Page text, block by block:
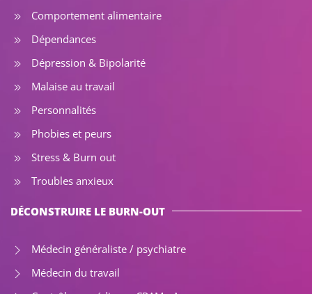
Comportement alimentaire
Dépendances
Dépression & Bipolarité
Malaise au travail
Personnalités
Phobies et peurs
Stress & Burn out
Troubles anxieux
DÉCONSTRUIRE LE BURN-OUT
Médecin généraliste / psychiatre
Médecin du travail